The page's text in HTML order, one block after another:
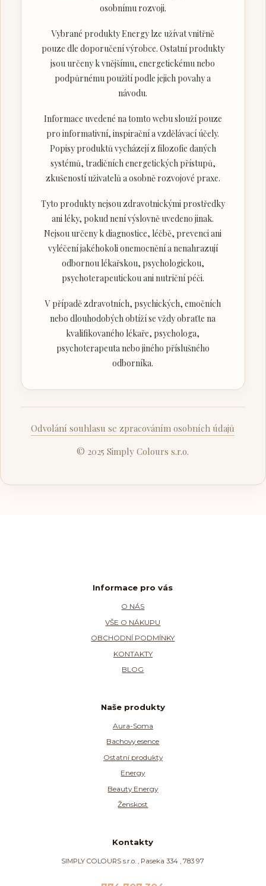
osobnímu rozvoji.
Vybrané produkty Energy lze užívat vnitřně
pouze dle doporučení výrobce. Ostatní produkty
jsou určeny k vnějšímu, energetickému nebo
podpůrnému použití podle jejich povahy a
návodu.
Informace uvedené na tomto webu slouží pouze
pro informativní, inspirační a vzdělávací účely.
Popisy produktů vycházejí z filozofie daných
systémů, tradičních energetických přístupů,
zkušeností uživatelů a osobně rozvojové praxe.
Tyto produkty nejsou zdravotnickými prostředky
ani léky, pokud není výslovně uvedeno jinak.
Nejsou určeny k diagnostice, léčbě, prevenci ani
vyléčení jakéhokoli onemocnění a nenahrazují
odbornou lékařskou, psychologickou,
psychoterapeutickou ani nutriční péči.
V případě zdravotních, psychických, emočních
nebo dlouhodobých obtíží se vždy obraťte na
kvalifikovaného lékaře, psychologa,
psychoterapeuta nebo jiného příslušného
odborníka.
Odvolání souhlasu se zpracováním osobních údajů
© 2025 Simply Colours s.r.o.
Informace pro vás
O NÁS
VŠE O NÁKUPU
OBCHODNÍ PODMÍNKY
KONTAKTY
BLOG
Naše produkty
Aura-Soma
Bachovy esence
Ostatní produkty
Energy
Beauty Energy
Ženskost
Kontakty
SIMPLY COLOURS s.r.o. , Paseka 334 , 783 97